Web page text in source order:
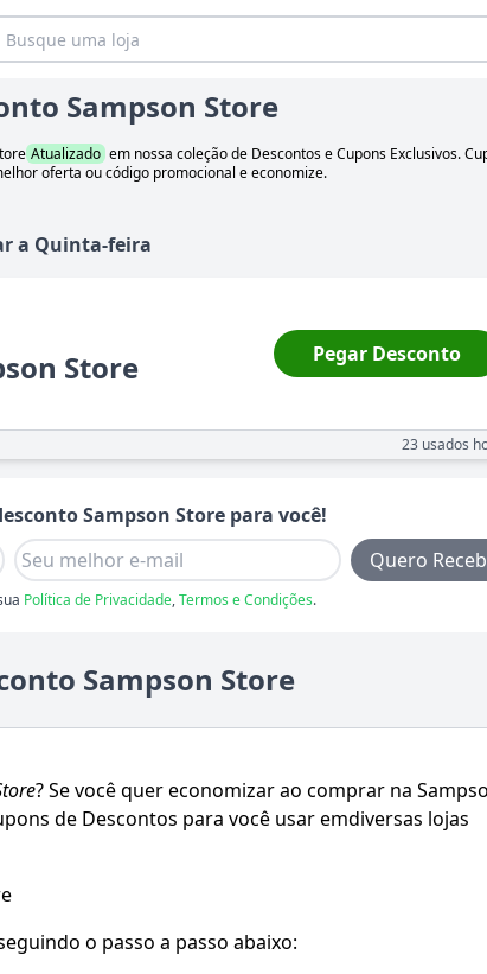
Sampson Store
Atualizado em nossa coleção de Descontos e Cupons Exclusivos.
oferta ou código promocional e economize.
a Quinta-feira
Store Pegar Desconto
23usados
Sampson Store para você!
Quero
Política de Privacidade,Termos e Condições.
Sampson Store
? Se você quer economizar ao comprar na
de Descontos para você usar emdiversas lojas
o passo a passo abaixo: